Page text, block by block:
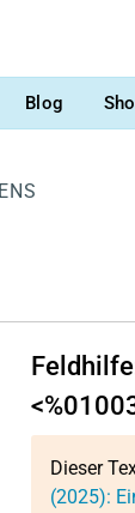
Blog
Dieser
(2025):